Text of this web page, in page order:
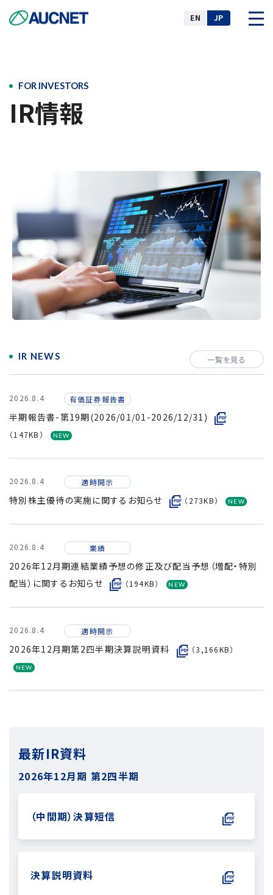
FOR INVESTORS
IR情報
IR NEWS
2026.8.4 有価証券報告書
半期報告書-第19期(2026/01/01-2026/12/31)
（147KB）
2026.8.4 適時開示
特別株主優待の実施に関するお知らせ （273KB）
2026.8.4 業績
2026年12月期連結業績予想の修正及び配当予想（増配・特別
配当）に関するお知らせ
（194KB）
2026.8.4 適時開示
2026年12月期第2四半期決算説明資料 （3,166KB）
一覧を見る
最新IR資料
2026年12月期 第2四半期
（中間期）決算短信
決算説明資料
EN JP
事業
IR情報
サステナビリティ
採用情報